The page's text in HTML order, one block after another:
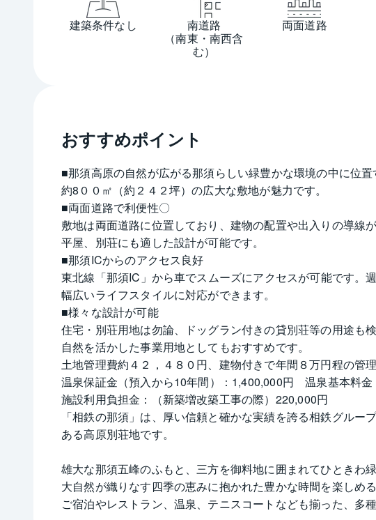
建築条件なし
南道路
（南東・南西含
む）
両面道路
おすすめポイント
■那須高原の自然が広がる那須らしい緑豊かな環境の中に位
約8００㎡（約２４２坪）の広大な敷地が魅力です。
■両面道路で利便性〇
敷地は両面道路に位置しており、建物の配置や出入りの導線が
平屋、別荘にも適した設計が可能です。
■那須ICからのアクセス良好
東北線「那須IC」から車でスムーズにアクセスが可能です。
幅広いライフスタイルに対応ができます。
■様々な設計が可能
住宅・別荘用地は勿論、ドッグラン付きの貸別荘等の用途も検
自然を活かした事業用地としてもおすすめです。
土地管理費約４２，４８０円、建物付きで年間８万円程の管
温泉保証金（預入から10年間）：1,400,000円　温泉基本料
施設利用負担金：（新築増改築工事の際）220,000円
「相鉄の那須」は、厚い信頼と確かな実績を誇る相鉄グルー
ある高原別荘地です。
雄大な那須五峰のふもと、三方を御料地に囲まれてひときわ緑
大自然が織りなす四季の恵みに抱かれた豊かな時間を楽しめる
ご宿泊やレストラン、温泉、テニスコートなども揃った、多